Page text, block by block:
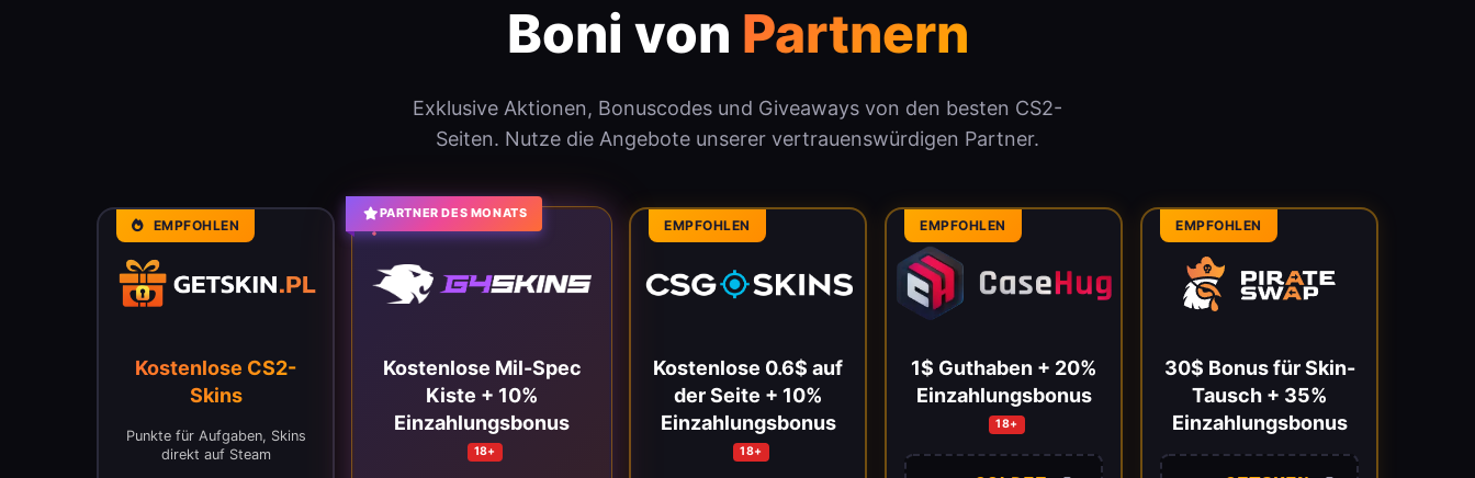
Boni von Partnern
Exklusive Aktionen, Bonuscodes und Giveaways von den besten CS2-
Seiten. Nutze die Angebote unserer vertrauenswürdigen Partner.
EMPFOHLEN
Kostenlose CS2-
Skins
Punkte für Aufgaben, Skins
direkt auf Steam
PARTNER DES MONATS
Kostenlose Mil-Spec
Kiste + 10%
Einzahlungsbonus
18+
EMPFOHLEN
Kostenlose 0.6$ auf
der Seite + 10%
Einzahlungsbonus
18+
EMPFOHLEN
1$ Guthaben + 20%
Einzahlungsbonus
18+
EMPFOHLEN
30$ Bonus für Skin-
Tausch + 35%
Einzahlungsbonus